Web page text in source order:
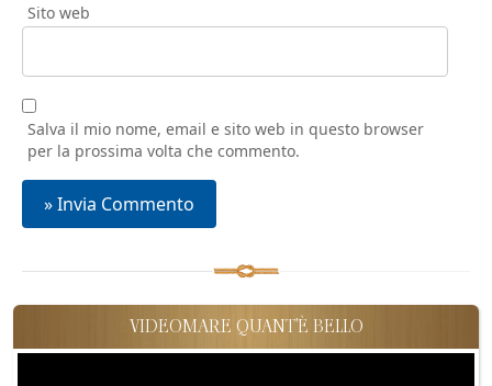
Sito web
Salva il mio nome, email e sito web in questo browser
per la prossima volta che commento.
VIDEOMARE QUANT'È BELLO